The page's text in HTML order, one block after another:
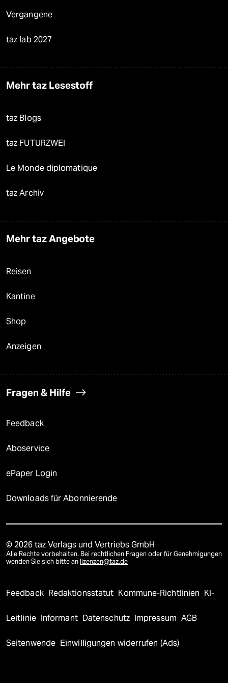
Vergangene
taz lab 2027
Mehr taz Lesestoff
taz Blogs
taz FUTURZWEI
Le Monde diplomatique
taz Archiv
Mehr taz Angebote
Reisen
Kantine
Shop
Anzeigen
Fragen & Hilfe
Feedback
Aboservice
ePaper Login
Downloads für Abonnierende
© 2026 taz Verlags und Vertriebs GmbH
Alle Rechte vorbehalten. Bei rechtlichen Fragen oder für Genehmigungen
wenden Sie sich bitte an lizenzen@taz.de
Feedback Redaktionsstatut Kommune-Richtlinien KI-
Leitlinie Informant Datenschutz Impressum AGB
Seitenwende Einwilligungen widerrufen (Ads)